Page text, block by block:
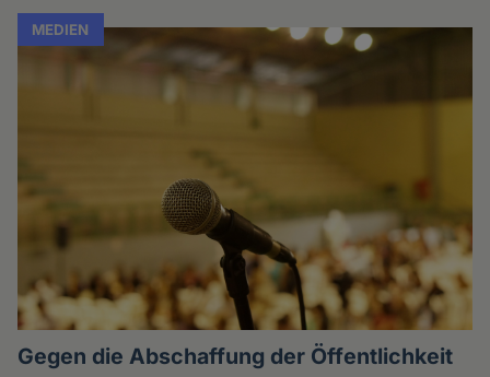
MEDIEN
Gegen die Abschaffung der Öffentlichkeit